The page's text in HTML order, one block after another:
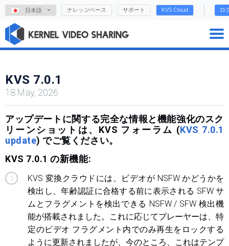
日本語 ナレッジベース サポート KVS Cloud ロ
KVS 7.0.1
18 May, 2026
アップデートに関する完全な情報と機能強化のスク
リーンショットは、KVS フォーラム (KVS 7.0.1
update) でご覧ください。
KVS 7.0.1 の新機能:
KVS 変換クラウドには、ビデオが NSFW かどうかを
検出し、年齢認証に合格する前に表示される SFW サ
ムとフラグメントを検出できる NSFW / SFW 検出機
能が搭載されました。これに応じてプレーヤーは、特
定のビデオ フラグメント内でのみ再生をロックする
ように更新されましたが、今のところ、これはテンプ